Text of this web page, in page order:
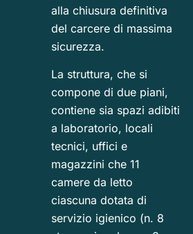
alla chiusura definitiva
del carcere di massima
sicurezza.
La struttura, che si
compone di due piani,
contiene sia spazi adibiti
a laboratorio, locali
tecnici, uffici e
magazzini che 11
camere da letto
ciascuna dotata di
servizio igienico (n. 8